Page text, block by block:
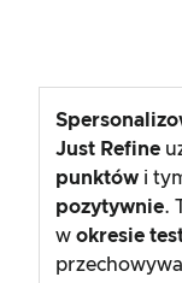
Just Refine
punktów i
pozytywnie.
wokresie